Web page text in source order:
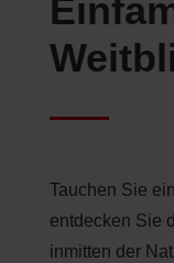
Tauchen Sie
entdecken Sie
inmitten der